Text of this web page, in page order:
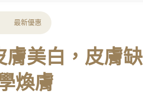
最新優惠
膚美白，皮膚缺
煥膚